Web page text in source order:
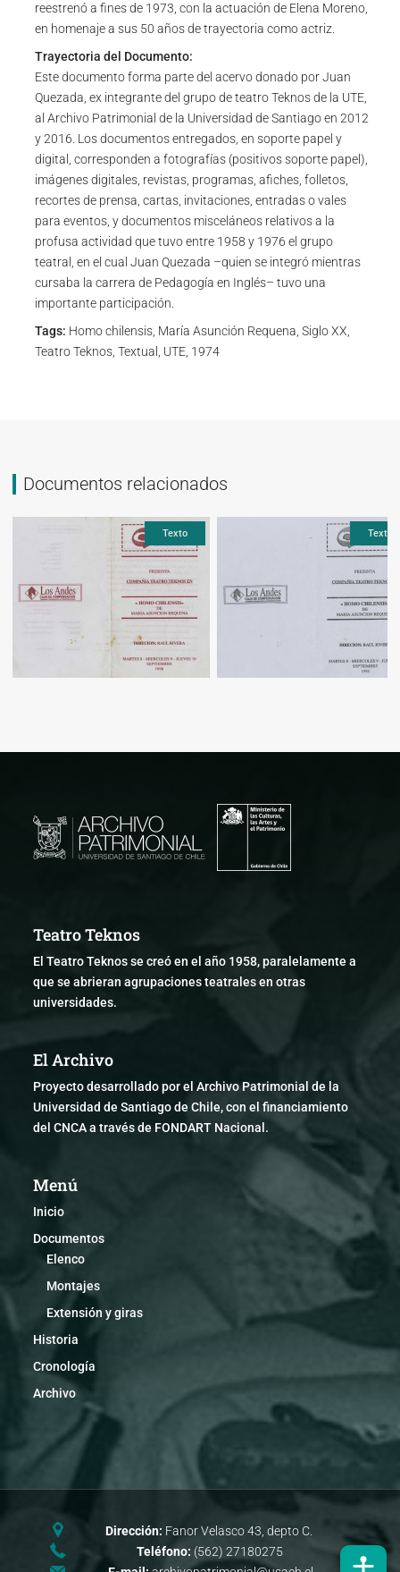
reestrenó a fines de 1973, con la actuación de Elena Moreno,
en homenaje a sus 50 años de trayectoria como actriz.
Trayectoria del Documento:
Este documento forma parte del acervo donado por Juan
Quezada, ex integrante del grupo de teatro Teknos de la UTE,
al Archivo Patrimonial de la Universidad de Santiago en 2012
y 2016. Los documentos entregados, en soporte papel y
digital, corresponden a fotografías (positivos soporte papel),
imágenes digitales, revistas, programas, afiches, folletos,
recortes de prensa, cartas, invitaciones, entradas o vales
para eventos, y documentos misceláneos relativos a la
profusa actividad que tuvo entre 1958 y 1976 el grupo
teatral, en el cual Juan Quezada –quien se integró mientras
cursaba la carrera de Pedagogía en Inglés– tuvo una
importante participación.
Tags: Homo chilensis, María Asunción Requena, Siglo XX,
Teatro Teknos, Textual, UTE, 1974
Documentos relacionados
Texto
Teatro Teknos
El Teatro Teknos se creó en el año 1958, paralelamente a
que se abrieran agrupaciones teatrales en otras
universidades.
El Archivo
Proyecto desarrollado por el Archivo Patrimonial de la
Universidad de Santiago de Chile, con el financiamiento
del CNCA a través de FONDART Nacional.
Menú
Inicio
Documentos
Elenco
Montajes
Extensión y giras
Historia
Cronología
Archivo
Dirección: Fanor Velasco 43, depto C.
Teléfono: (562) 27180275